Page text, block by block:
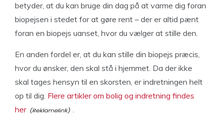
betyder, at du kan bruge din dag på at varme dig foran
biopejsen i stedet for at gøre rent – der er altid pænt
foran en biopejs uanset, hvor du vælger at stille den.
En anden fordel er, at du kan stille din biopejs præcis,
hvor du ønsker, den skal stå i hjemmet. Da der ikke
skal tages hensyn til en skorsten, er indretningen helt
op til dig. Flere artikler om bolig og indretning findes
her
.